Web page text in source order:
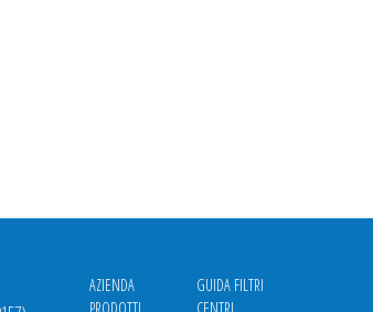
AZIENDA
GUIDA FILTRI